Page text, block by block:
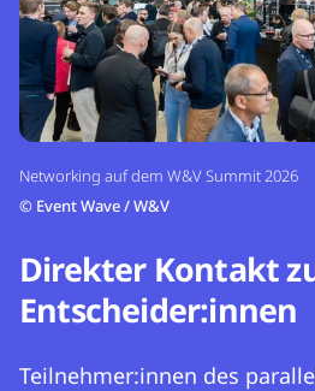
Networking auf dem W&V Summit 2026
© Event Wave / W&V
Direkter Kontakt
Entscheider:innen
Teilnehmer:innen des